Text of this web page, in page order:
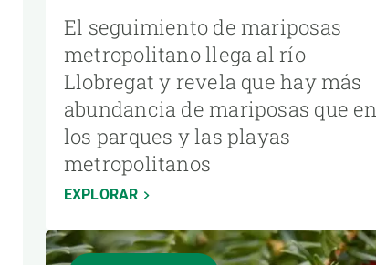
El seguimiento de mariposas
metropolitano llega al río
Llobregat y revela que hay más
abundancia de mariposas que en
los parques y las playas
metropolitanos
EXPLORAR